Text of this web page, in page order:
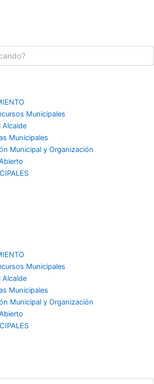
Municipales
Alcalde
Municipales
Municipal y Organización
Municipales
Alcalde
Municipales
Municipal y Organización